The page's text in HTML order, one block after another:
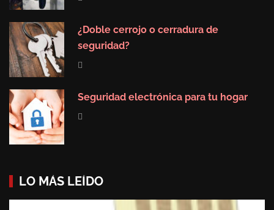
¿Doble cerrojo o cerradura de
seguridad?
Seguridad electrónica para tu hogar
LO MÁS LEÍDO